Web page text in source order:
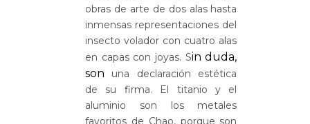
obras de arte de dos alas hasta
inmensas representaciones del
insecto volador con cuatro alas
en capas con joyas. Sin duda,
son una declaración estética
de su firma. El titanio y el
aluminio son los metales
favoritos de Chao, porque son